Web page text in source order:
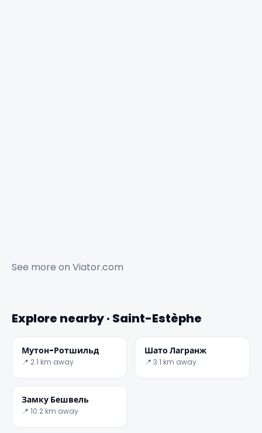
See more on Viator.com
Explore nearby · Saint-Estèphe
Мутон-Ротшильд
📍 2.1 km away
Шато Лагранж
📍 3.1 km away
Замку Бешвель
📍 10.2 km away